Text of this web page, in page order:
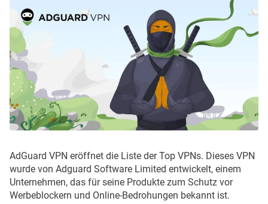
AdGuard VPN eröffnet die Liste der Top VPNs. Dieses VPN
wurde von Adguard Software Limited entwickelt, einem
Unternehmen, das für seine Produkte zum Schutz vor
Werbeblockern und Online-Bedrohungen bekannt ist.